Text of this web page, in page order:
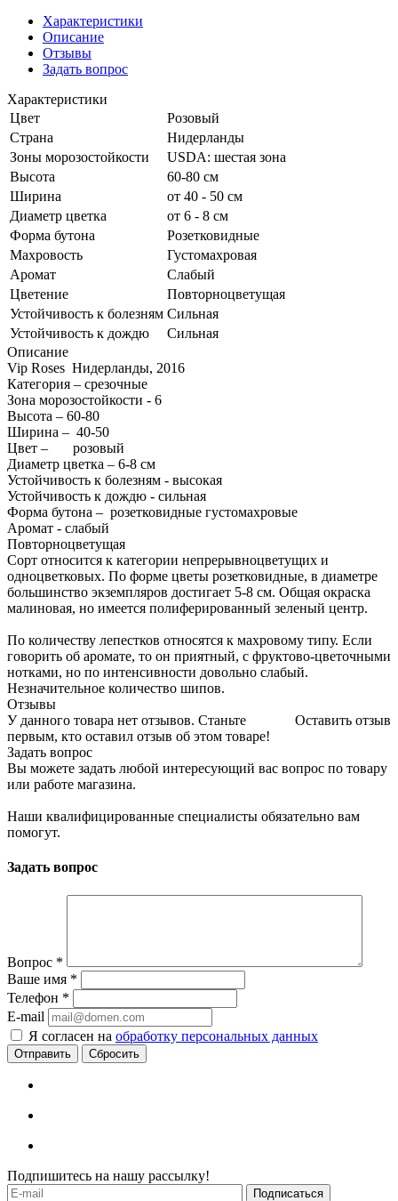
Характеристики
Описание
Отзывы
Задать вопрос
Характеристики
Цвет
Розовый
Страна
Нидерланды
Зоны морозостойкости
USDA: шестая зона
Высота
60-80 см
Ширина
от 40 - 50 см
Диаметр цветка
от 6 - 8 см
Форма бутона
Розетковидные
Махровость
Густомахровая
Аромат
Слабый
Цветение
Повторноцветущая
Устойчивость к болезням Сильная
Устойчивость к дождю
Сильная
Описание
Vip Roses Нидерланды, 2016
Категория – срезочные
Зона морозостойкости - 6
Высота – 60-80
Ширина – 40-50
Цвет – розовый
Диаметр цветка – 6-8 см
Устойчивость к болезням - высокая
Устойчивость к дождю - сильная
Форма бутона – розетковидные густомахровые
Аромат - слабый
Повторноцветущая
Сорт относится к категории непрерывноцветущих и
одноцветковых. По форме цветы розетковидные, в диаметре
большинство экземпляров достигает 5-8 см. Общая окраска
малиновая, но имеется полиферированный зеленый центр.
По количеству лепестков относятся к махровому типу. Если
говорить об аромате, то он приятный, с фруктово-цветочными
нотками, но по интенсивности довольно слабый.
Незначительное количество шипов.
Отзывы
Оставить отзыв
У данного товара нет отзывов. Станьте
первым, кто оставил отзыв об этом товаре!
Задать вопрос
Вы можете задать любой интересующий вас вопрос по товару
или работе магазина.
Наши квалифицированные специалисты обязательно вам
помогут.
Задать вопрос
Вопрос *
Ваше имя *
Телефон *
E-mail
Я согласен на обработку персональных данных
Сбросить
Подпишитесь на нашу рассылку!